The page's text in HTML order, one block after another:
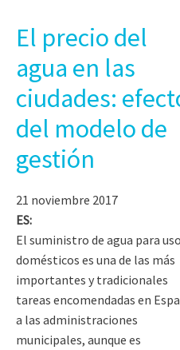
El precio del
agua en las
ciudades:
del modelo de
gestión
21 noviembre 2017
ES:
El suministro de agua para
domésticos es una de las más
importantes y tradicionales
tareas encomendadas en
a las administraciones
municipales, aunque es